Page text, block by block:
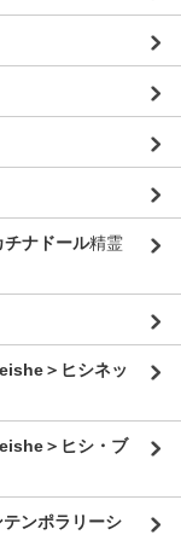
ナドール精霊
＞ヒシネッ
＞ヒシ・ブ
ンポラリーシ